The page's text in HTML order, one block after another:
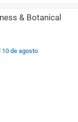
& Botanical
10 de agosto